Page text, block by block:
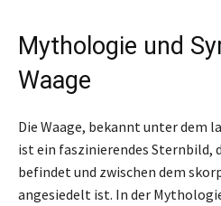
Mythologie und
Waage
Die Waage, bekannt unter dem
ist ein faszinierendes Sternbild,
befindet und zwischen dem
angesiedelt ist. In der